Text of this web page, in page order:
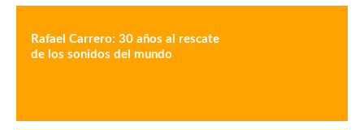
Rafael Carrero: 30 años al rescate
de los sonidos del mundo